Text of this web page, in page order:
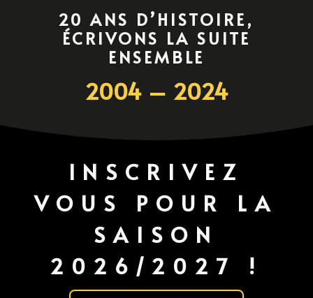
20 ANS D’HISTOIRE,
ÉCRIVONS LA SUITE
ENSEMBLE
2004 – 2024
INSCRIVEZ
VOUS POUR LA
SAISON
2026/2027 !